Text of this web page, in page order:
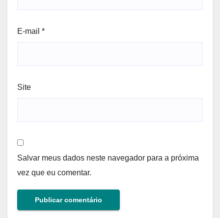
E-mail *
Site
Salvar meus dados neste navegador para a próxima
vez que eu comentar.